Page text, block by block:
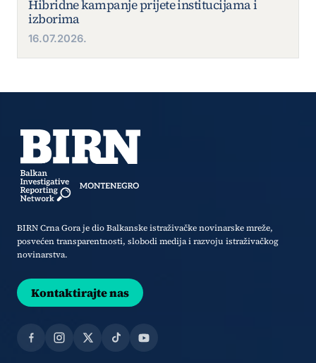
Hibridne kampanje prijete institucijama i
izborima
16.07.2026.
BIRN Crna Gora je dio Balkanske istraživačke novinarske mreže,
posvećen transparentnosti, slobodi medija i razvoju istraživačkog
novinarstva.
Kontaktirajte nas
Facebook
Instagram
X TikTokYouTube